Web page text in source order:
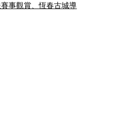
事觀賞、恆春古城導